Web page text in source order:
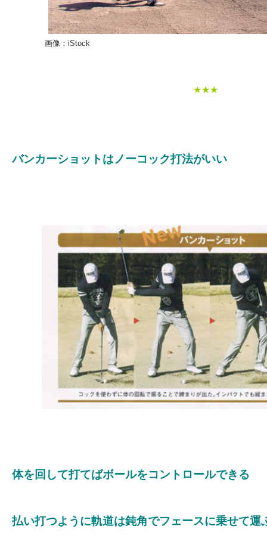
画像：iStock
★★★
バンカーショットはノーコック打法がいい
体を回して打てばボールをコントロールできる
払い打つように軌道は鈍角でフェースに乗せて運